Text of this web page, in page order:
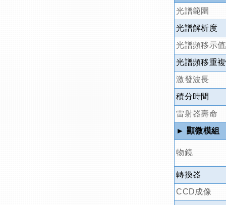
光譜範圍
光譜解析度
光譜頻移示
光譜頻移重
激發波長
積分時間
雷射器壽命
► 顯微模組
物鏡
轉換器
CCD成像